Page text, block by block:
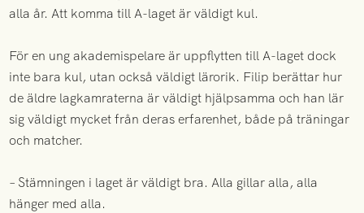
alla år. Att komma till A-laget är väldigt kul.
För en ung akademispelare är uppflytten till A-laget dock
inte bara kul, utan också väldigt lärorik. Filip berättar hur
de äldre lagkamraterna är väldigt hjälpsamma och han lär
sig väldigt mycket från deras erfarenhet, både på träningar
och matcher.
– Stämningen i laget är väldigt bra. Alla gillar alla, alla
hänger med alla.